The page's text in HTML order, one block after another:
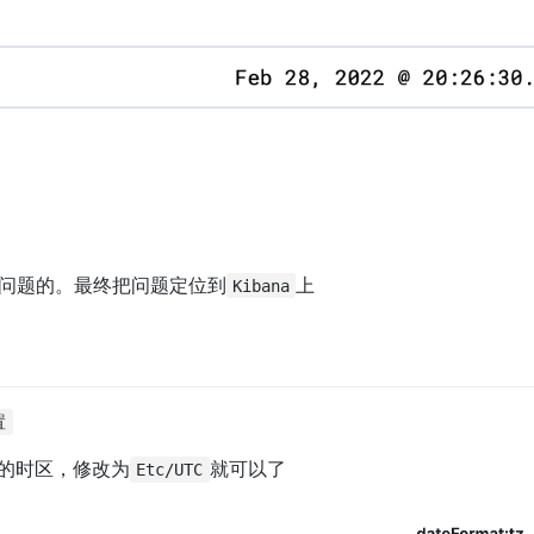
题的。最终把问题定位到 Kibana 上
时区，修改为 Etc/UTC 就可以了